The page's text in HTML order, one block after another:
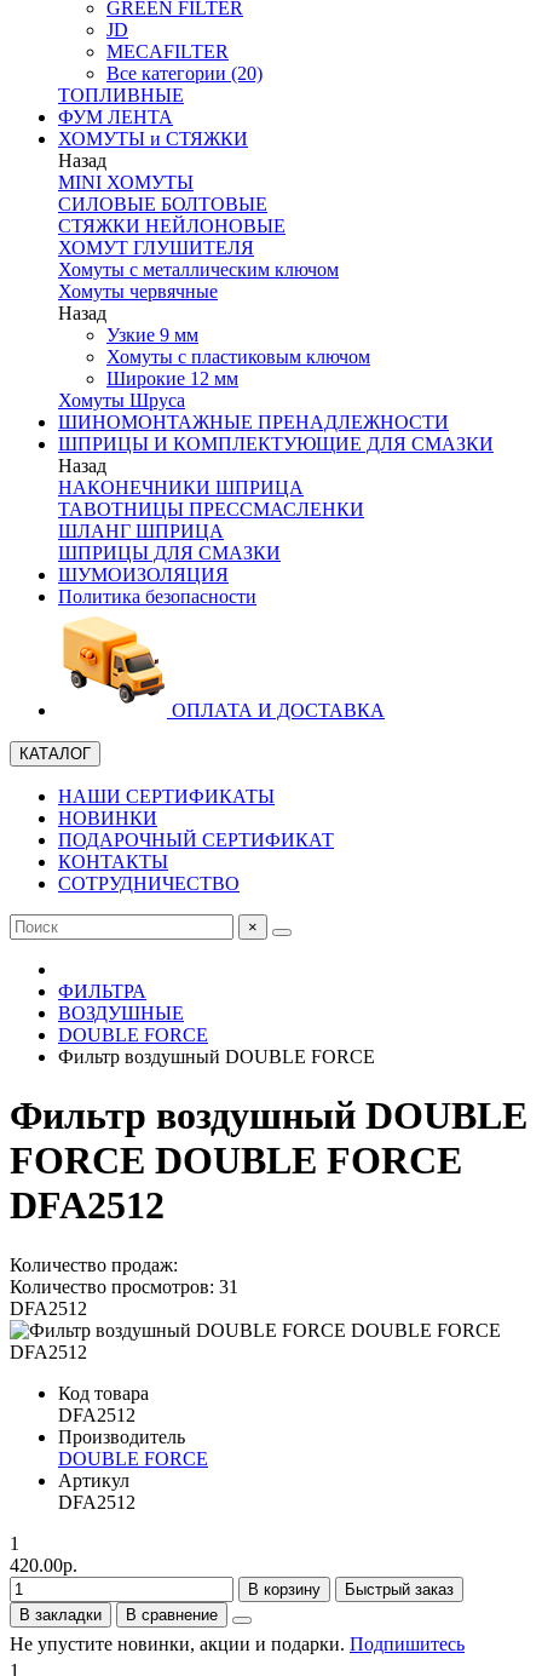
GREEN FILTER
JD
MECAFILTER
Все категории (20)
ТОПЛИВНЫЕ
ФУМ ЛЕНТА
ХОМУТЫ и СТЯЖКИ
Назад
MINI ХОМУТЫ
СИЛОВЫЕ БОЛТОВЫЕ
СТЯЖКИ НЕЙЛОНОВЫЕ
ХОМУТ ГЛУШИТЕЛЯ
Хомуты с металлическим ключом
Хомуты червячные
Назад
Узкие 9 мм
Хомуты с пластиковым ключом
Широкие 12 мм
Хомуты Шруса
ШИНОМОНТАЖНЫЕ ПРЕНАДЛЕЖНОСТИ
ШПРИЦЫ И КОМПЛЕКТУЮЩИЕ ДЛЯ СМАЗКИ
Назад
НАКОНЕЧНИКИ ШПРИЦА
ТАВОТНИЦЫ ПРЕССМАСЛЕНКИ
ШЛАНГ ШПРИЦА
ШПРИЦЫ ДЛЯ СМАЗКИ
ШУМОИЗОЛЯЦИЯ
Политика безопасности
ОПЛАТА И ДОСТАВКА
КАТАЛОГ
НАШИ СЕРТИФИКАТЫ
НОВИНКИ
ПОДАРОЧНЫЙ СЕРТИФИКАТ
КОНТАКТЫ
СОТРУДНИЧЕСТВО
×
ФИЛЬТРА
ВОЗДУШНЫЕ
DOUBLE FORCE
Фильтр воздушный DOUBLE FORCE
Фильтр воздушный DOUBLE
FORCE DOUBLE FORCE
DFA2512
Количество продаж:
Количество просмотров: 31
DFA2512
Код товара
DFA2512
Производитель
DOUBLE FORCE
Артикул
DFA2512
1
420.00р.
В корзину
Быстрый заказ
В закладки
В сравнение
Не упустите новинки, акции и подарки. Подпишитесь
1